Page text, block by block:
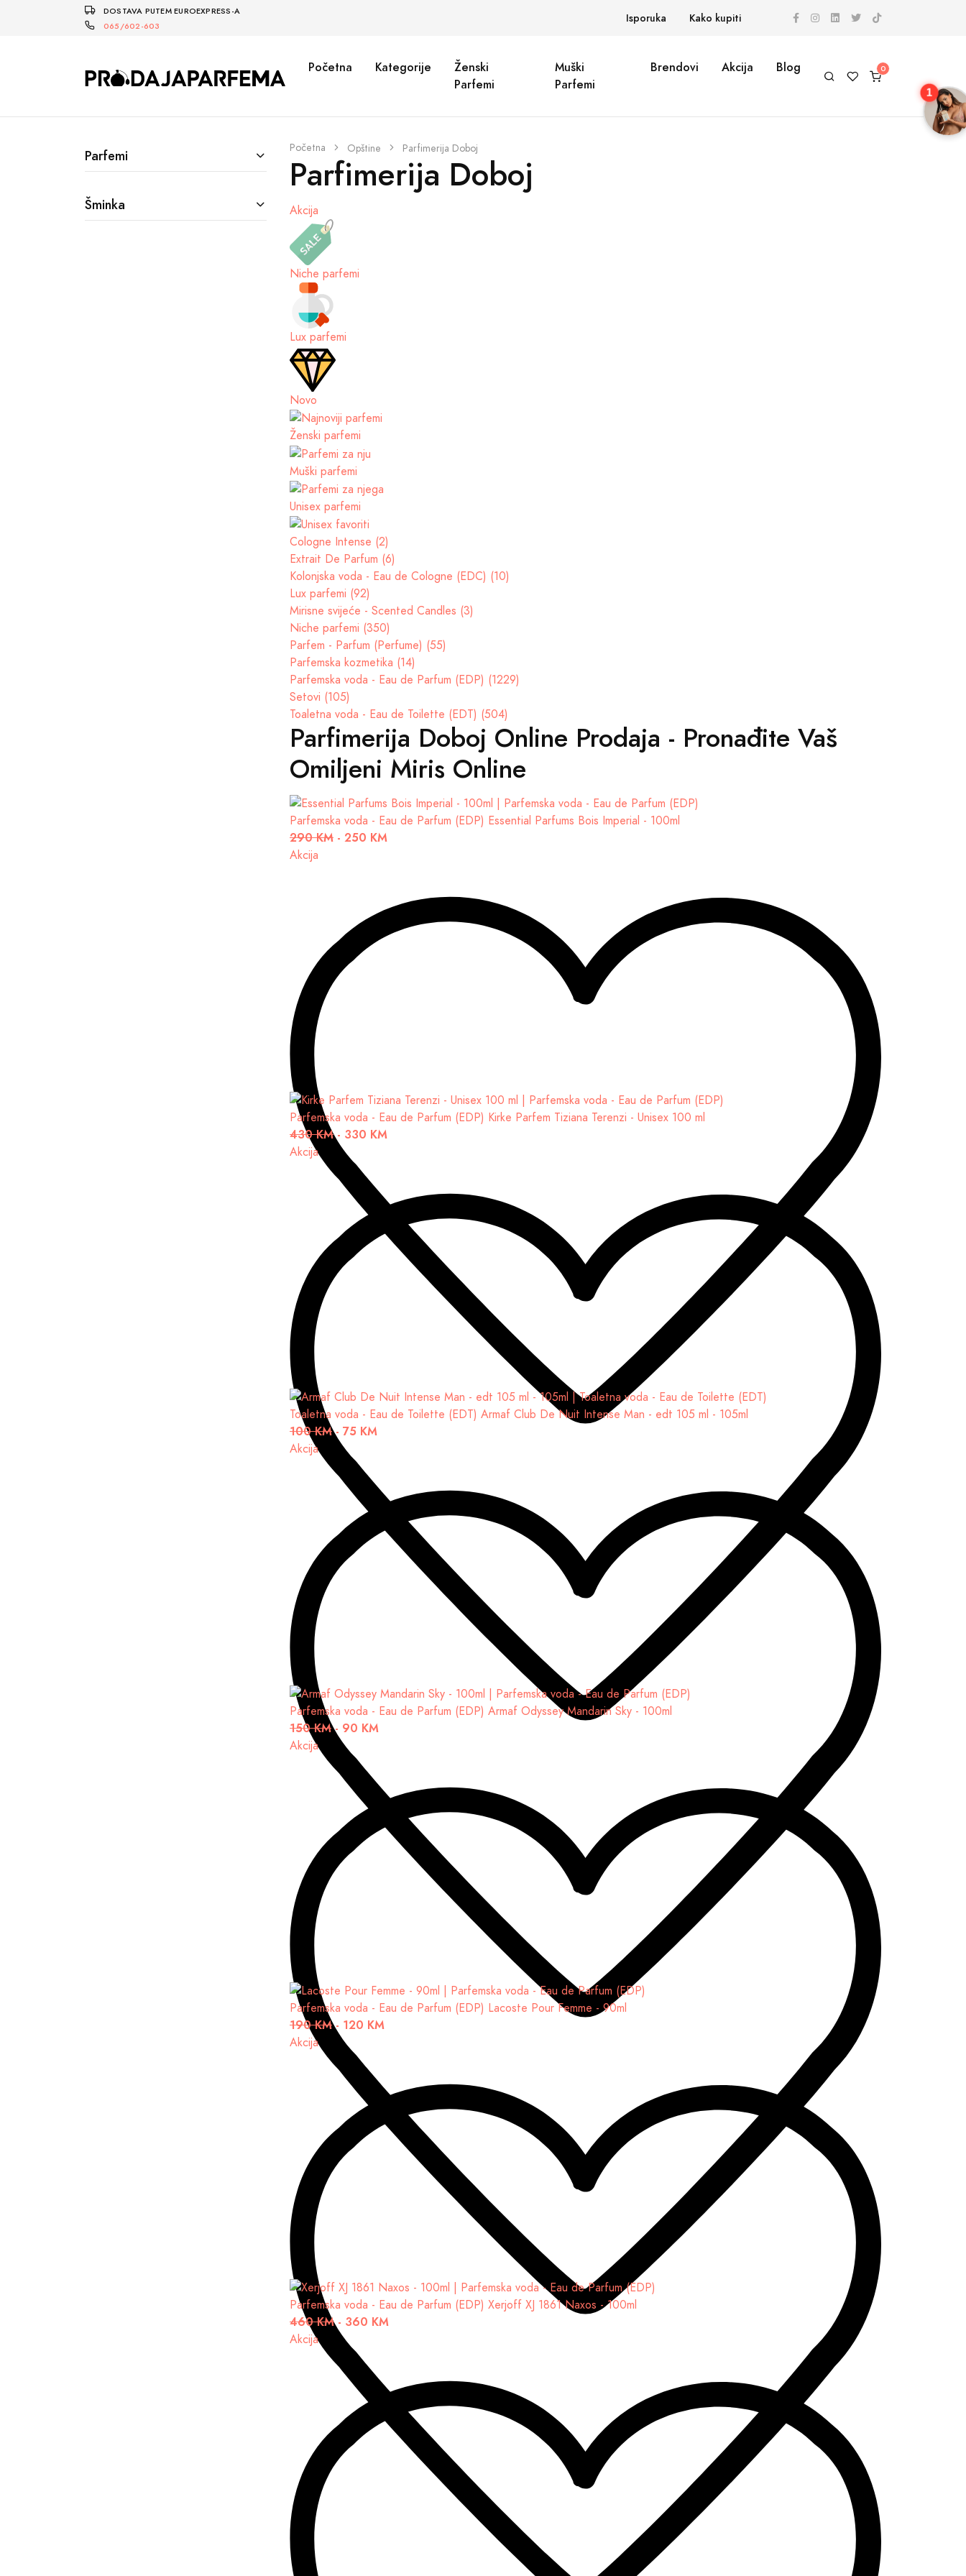
DOSTAVA PUTEM EUROEXPRESS-A
065/602-603
Isporuka Kako kupiti
Početna Kategorije
Ženski
Parfemi
Muški
Parfemi
Brendovi Akcija Blog
Parfemi
Šminka
Početna Opštine Parfimerija Doboj
Parfimerija Doboj
Akcija
Niche parfemi
Lux parfemi
Novo
Ženski parfemi
Muški parfemi
Unisex parfemi
Cologne Intense (2)
Extrait De Parfum (6)
Kolonjska voda - Eau de Cologne (EDC) (10)
Lux parfemi (92)
Mirisne svijeće - Scented Candles (3)
Niche parfemi (350)
Parfem - Parfum (Perfume) (55)
Parfemska kozmetika (14)
Parfemska voda - Eau de Parfum (EDP) (1229)
Setovi (105)
Toaletna voda - Eau de Toilette (EDT) (504)
Parfimerija Doboj Online Prodaja - Pronađite Vaš
Omiljeni Miris Online
Parfemska voda - Eau de Parfum (EDP) Essential Parfums Bois Imperial - 100ml
290 KM - 250 KM
Akcija
Parfemska voda - Eau de Parfum (EDP) Kirke Parfem Tiziana Terenzi - Unisex 100 ml
430 KM- 330 KM
Akcija
Toaletna voda - Eau de Toilette (EDT) Armaf Club De Nuit Intense Man - edt 105 ml - 105ml
100 KM- 75 KM
Akcija
Parfemska voda - Eau de Parfum (EDP) Armaf Odyssey Mandarin Sky - 100ml
150 KM- 90 KM
Akcija
Parfemska voda - Eau de Parfum (EDP) Lacoste Pour Femme - 90ml
190 KM- 120 KM
Akcija
Parfemska voda - Eau de Parfum (EDP) Xerjoff XJ 1861 Naxos - 100ml
460 KM- 360 KM
Akcija
1